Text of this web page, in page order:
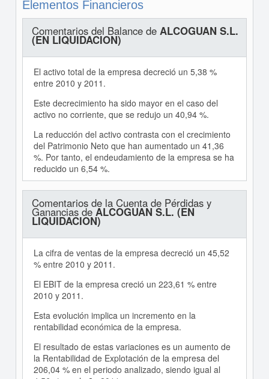
Elementos Financieros
Comentarios del Balance de ALCOGUAN S.L.
(EN LIQUIDACION)
El activo total de la empresa decreció un 5,38 %
entre 2010 y 2011.
Este decrecimiento ha sido mayor en el caso del
activo no corriente, que se redujo un 40,94 %.
La reducción del activo contrasta con el crecimiento
del Patrimonio Neto que han aumentado un 41,36
%. Por tanto, el endeudamiento de la empresa se ha
reducido un 6,54 %.
Comentarios de la Cuenta de Pérdidas y
Ganancias deALCOGUAN S.L. (EN
LIQUIDACION)
La cifra de ventas de la empresa decreció un 45,52
% entre 2010 y 2011.
El EBIT de la empresa creció un 223,61 % entre
2010 y 2011.
Esta evolución implica un incremento en la
rentabilidad económica de la empresa.
El resultado de estas variaciones es un aumento de
la Rentabilidad de Explotación de la empresa del
206,04 % en el periodo analizado, siendo igual al